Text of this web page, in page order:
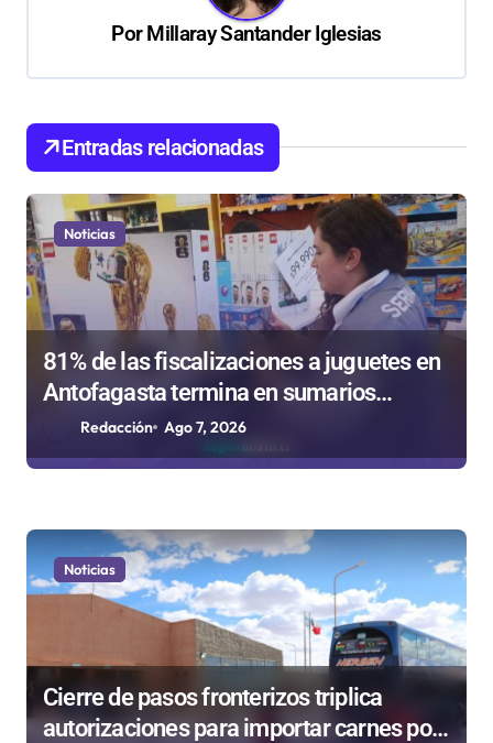
n
e
n
t
r
a
PorMillaray Santander Iglesias
Entradas relacionadas
Noticias
81% de las fiscalizaciones a juguetes en
Antofagasta termina en sumarios
sanitarios
Redacción Ago 7, 2026
Noticias
Cierre de pasos fronterizos triplica
autorizaciones para importar carnes por